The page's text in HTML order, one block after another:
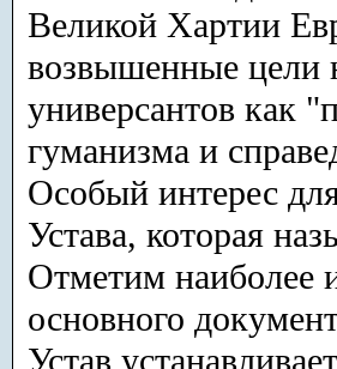
Великой Хартии
возвышенные цели
универсантов как
гуманизма и
Особый интерес
Устава, которая
Отметим наиболее
основного
Устав